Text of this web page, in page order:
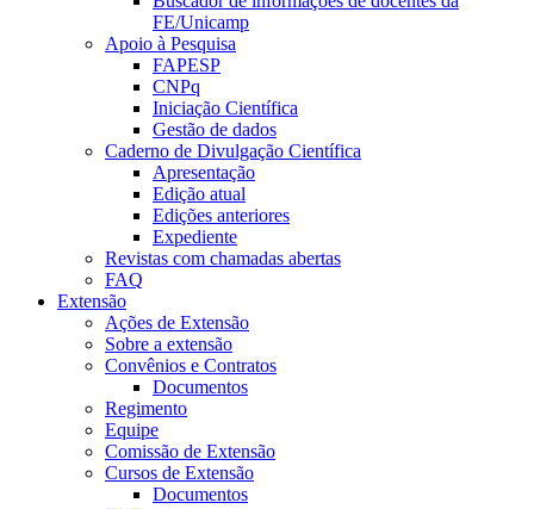
FE/Unicamp
Apoio à Pesquisa
FAPESP
CNPq
Iniciação Científica
Gestão de dados
Caderno de Divulgação Científica
Apresentação
Edição atual
Edições anteriores
Expediente
Revistas com chamadas abertas
FAQ
Extensão
Ações de Extensão
Sobre a extensão
Convênios e Contratos
Documentos
Regimento
Equipe
Comissão de Extensão
Cursos de Extensão
Documentos